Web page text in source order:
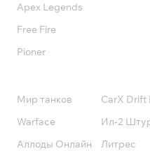
Apex Legends
Free Fire
Pioner
Мир танков
Warface
Аллоды Онлайн
CarX Drift
Ил-2
Литрес